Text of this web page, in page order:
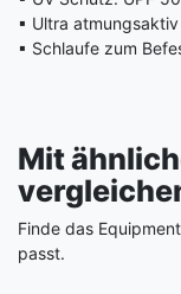
▪ Ultra atmungsaktiv
▪ Schlaufe zum
Mit
Finde das
passt.